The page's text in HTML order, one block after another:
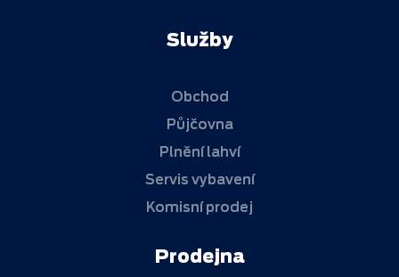
Služby
Obchod
Půjčovna
Plnění lahví
Servis vybavení
Komisní prodej
Prodejna